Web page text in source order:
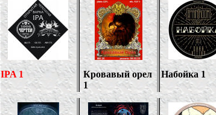
IPA 1
Кровавый орел
1
Набойка 1